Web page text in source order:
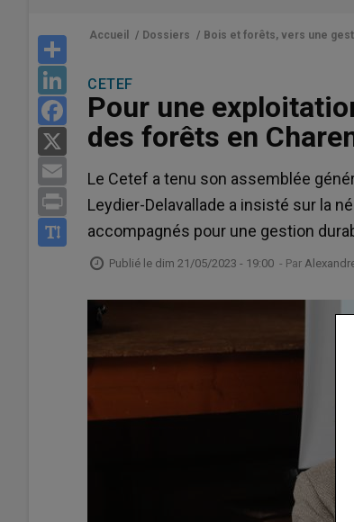
LinkedIn
Facebook
Email
Print
Accueil / Dossiers / Bois et forêts, vers une
CETEF
Pour une
des forêts en
Le Cetef a tenu son assemblée
Leydier-Delavallade a insisté sur la
accompagnés pour une gestion
Publié le dim 21/05/2023 - 19:00 - Par